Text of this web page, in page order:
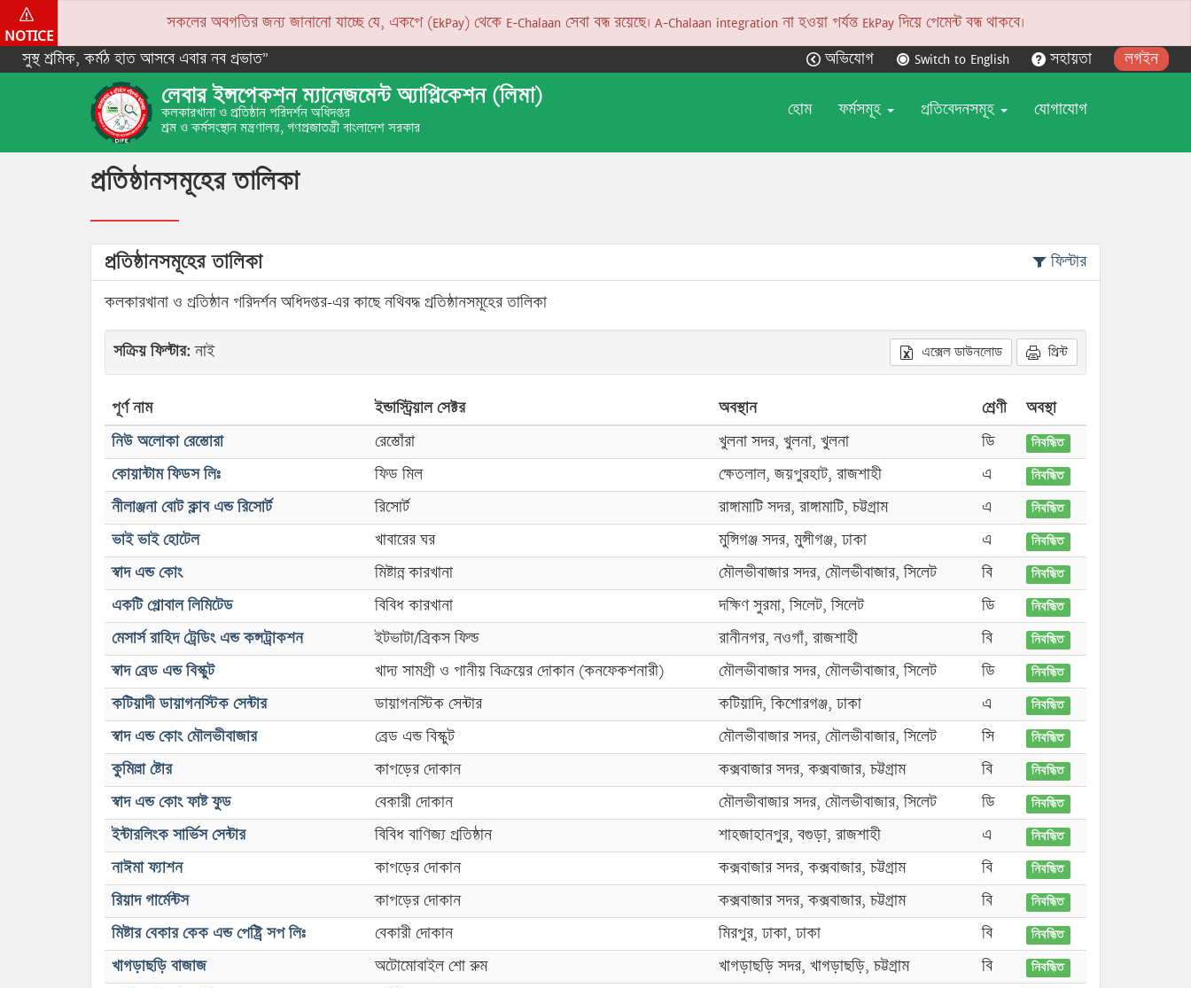
NOTICE
সকলের অবগতির জন্য জানানো যাচ্ছে যে, একপে (EkPay) থেকে E-Chalaan সেবা বন্ধ রয়েছে। A-Chalaan integration না হওয়া পর্যন্ত EkPay দিয়ে পেমেন্ট বন্ধ থাকবে।
সুস্থ শ্রমিক, কর্মঠ হাত আসবে এবার নব প্রভাত”
অভিযোগ Switch to English সহায়তা লগইন
লেবার ইন্সপেকশন ম্যানেজমেন্ট অ্যাপ্লিকেশন (লিমা)
কলকারখানা ও প্রতিষ্ঠান পরিদর্শন অধিদপ্তর
শ্রম ও কর্মসংস্থান মন্ত্রণালয়, গণপ্রজাতন্ত্রী বাংলাদেশ সরকার
হোম ফর্মসমূহ প্রতিবেদনসমূহ যোগাযোগ
প্রতিষ্ঠানসমূহের তালিকা
প্রতিষ্ঠানসমূহের তালিকা ফিল্টার
কলকারখানা ও প্রতিষ্ঠান পরিদর্শন অধিদপ্তর-এর কাছে নথিবদ্ধ প্রতিষ্ঠানসমূহের তালিকা
সক্রিয় ফিল্টার:নাই এক্সেল ডাউনলোড প্রিন্ট
পূর্ণ নাম ইন্ডাস্ট্রিয়াল সেক্টর অবস্থান শ্রেণী
অবস্থা
নিউ অলোকা রেস্তোরা
রেস্তোঁরা খুলনা সদর, খুলনা, খুলনা ডি নিবন্ধিত
কোয়ান্টাম ফিডস লিঃ ফিড মিল ক্ষেতলাল, জয়পুরহাট, রাজশাহী এ নিবন্ধিত
নীলাঞ্জনা বোট ক্লাব এন্ড রিসোর্ট রিসোর্ট রাঙ্গামাটি সদর, রাঙ্গামাটি, চট্টগ্রাম এ নিবন্ধিত
ভাই ভাই হোটেল খাবারের ঘর মুন্সিগঞ্জ সদর, মুন্সীগঞ্জ, ঢাকা এ নিবন্ধিত
স্বাদ এন্ড কোং মিষ্টান্ন কারখানা মৌলভীবাজার সদর, মৌলভীবাজার, সিলেট বি নিবন্ধিত
একটি গ্লোবাল লিমিটেড বিবিধ কারখানা দক্ষিণ সুরমা, সিলেট, সিলেট ডি নিবন্ধিত
মেসার্স রাহিদ ট্রেডিং এন্ড কন্সট্রাকশন ইটভাটা/ব্রিকস ফিল্ড রানীনগর, নওগাঁ, রাজশাহী বি নিবন্ধিত
স্বাদ ব্রেড এন্ড বিস্কুট খাদ্য সামগ্রী ও পানীয় বিক্রয়ের দোকান (কনফেকশনারী) মৌলভীবাজার সদর, মৌলভীবাজার, সিলেট ডি নিবন্ধিত
কটিয়াদী ডায়াগনস্টিক সেন্টার ডায়াগনস্টিক সেন্টার কটিয়াদি, কিশোরগঞ্জ, ঢাকা এ নিবন্ধিত
স্বাদ এন্ড কোং মৌলভীবাজার ব্রেড এন্ড বিস্কুট মৌলভীবাজার সদর, মৌলভীবাজার, সিলেট সি নিবন্ধিত
কুমিল্লা ষ্টোর কাপড়ের দোকান কক্সবাজার সদর, কক্সবাজার, চট্টগ্রাম বি নিবন্ধিত
স্বাদ এন্ড কোং ফাষ্ট ফুড বেকারী দোকান মৌলভীবাজার সদর, মৌলভীবাজার, সিলেট ডি নিবন্ধিত
ইন্টারলিংক সার্ভিস সেন্টার বিবিধ বাণিজ্য প্রতিষ্ঠান শাহজাহানপুর, বগুড়া, রাজশাহী এ নিবন্ধিত
নাঈমা ফ্যাশন কাপড়ের দোকান কক্সবাজার সদর, কক্সবাজার, চট্টগ্রাম বি নিবন্ধিত
রিয়াদ গার্মেন্টস কাপড়ের দোকান কক্সবাজার সদর, কক্সবাজার, চট্টগ্রাম বি নিবন্ধিত
মিষ্টার বেকার কেক এন্ড পেষ্ট্রি সপ লিঃ বেকারী দোকান মিরপুর, ঢাকা, ঢাকা বি নিবন্ধিত
খাগড়াছড়ি বাজাজ অটোমোবাইল শো রুম খাগড়াছড়ি সদর, খাগড়াছড়ি, চট্টগ্রাম বি নিবন্ধিত